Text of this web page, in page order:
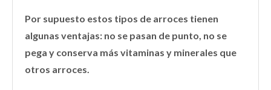
Por supuesto estos tipos de arroces tienen
algunas ventajas: no se pasan de punto, no se
pega y conserva más vitaminas y minerales que
otros arroces.